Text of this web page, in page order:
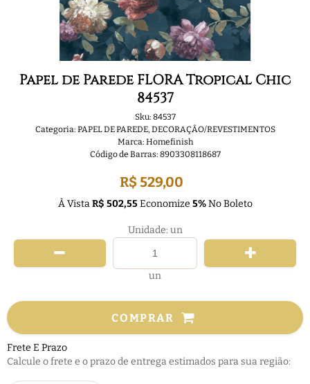
Papel de Parede FLORA Tropical Chic
84537
Sku: 84537
Categoria: PAPEL DE PAREDE,DECORAÇÃO/REVESTIMENTOS
Marca: Homefinish
Código de Barras: 8903308118687
R$ 529,00
À VistaR$ 502,55Economize 5%No Boleto
Unidade: un
un
COMPRAR
Frete E Prazo
Calcule o frete e o prazo de entrega estimados para sua região: